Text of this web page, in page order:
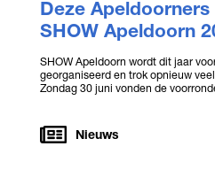
Deze
SHOW Apeldoorn
SHOW Apeldoorn wordt dit jaar
georganiseerd en trok opnieuw
Zondag 30 juni vonden de
Nieuws